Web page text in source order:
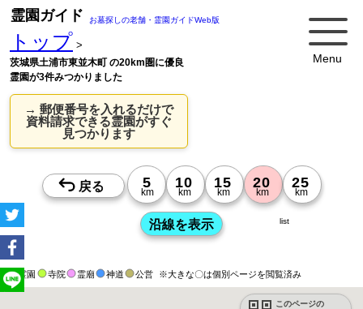
Menu
霊園ガイド お墓探しの老舗・霊園ガイドWeb版
トップ >
茨城県土浦市東並木町 の20km圏に優良
霊園が3件みつかりました
→ 郵便番号を入れるだけで
資料請求できる霊園がすぐ
見つかります
霊園 寺院 霊廟 神道 公営 ※大きな〇は個別ページを閲覧済み
このページの
list